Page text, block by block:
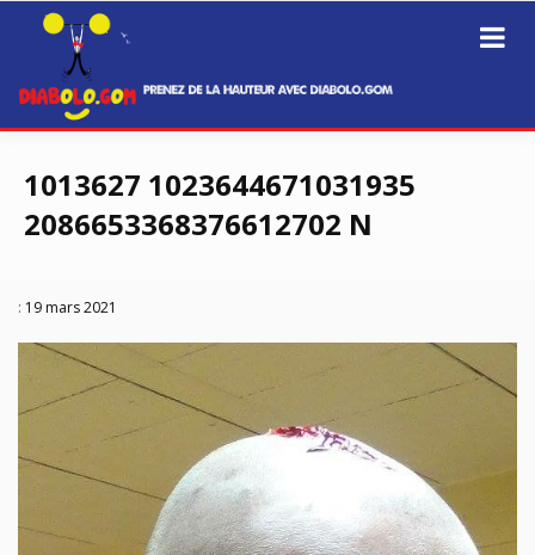
Passer
contenu
Diabolo.GOM
1013627 1023644671031935
2086653368376612702 N
: 19 mars 2021